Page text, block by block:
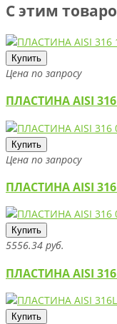
С этим
Купить
Цена по запросу
ПЛАСТИНА AISI
Купить
Цена по запросу
ПЛАСТИНА AISI
Купить
5556.34 руб.
ПЛАСТИНА AISI
Купить